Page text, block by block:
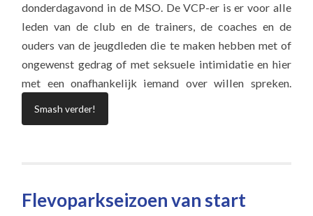
donderdagavond in de MSO. De VCP-er is er voor alle
leden van de club en de trainers, de coaches en de
ouders van de jeugdleden die te maken hebben met of
ongewenst gedrag of met seksuele intimidatie en hier
met een onafhankelijk iemand over willen spreken.
Smash verder!
Flevoparkseizoen van start